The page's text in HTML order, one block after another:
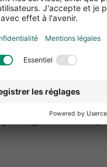
simplicité
et vous